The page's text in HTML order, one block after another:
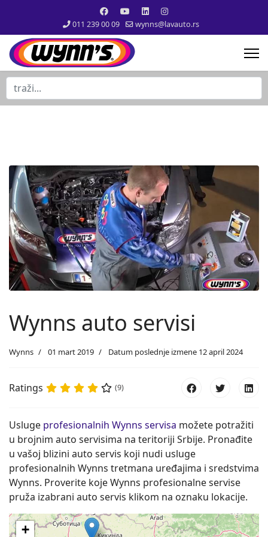
011 239 00 09 wynns@lavauto.rs
traži...
Wynns auto servisi
Wynns 01 mart 2019 Datum poslednje izmene 12 april 2024
Ratings (9)
Usluge profesionalnih Wynns servisa možete potražiti
u brojnim auto servisima na teritoriji Srbije. Pronađite
u vašoj blizini auto servis koji nudi usluge
profesionalnih Wynns tretmana uređajima i sredstvima
Wynns. Proverite koje Wynns profesionalne servise
pruža izabrani auto servis klikom na oznaku lokacije.
+